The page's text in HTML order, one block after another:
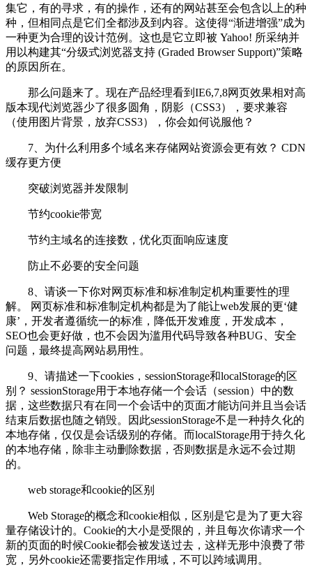
集它，有的寻求，有的操作，还有的网站甚至会包含以上的种
种，但相同点是它们全都涉及到内容。这使得“渐进增强”成为
一种更为合理的设计范例。这也是它立即被 Yahoo! 所采纳并
用以构建其“分级式浏览器支持 (Graded Browser Support)”策略
的原因所在。
那么问题来了。现在产品经理看到IE6,7,8网页效果相对高
版本现代浏览器少了很多圆角，阴影（CSS3），要求兼容
（使用图片背景，放弃CSS3），你会如何说服他？
7、为什么利用多个域名来存储网站资源会更有效？ CDN
缓存更方便
突破浏览器并发限制
节约cookie带宽
节约主域名的连接数，优化页面响应速度
防止不必要的安全问题
8、请谈一下你对网页标准和标准制定机构重要性的理
解。 网页标准和标准制定机构都是为了能让web发展的更‘健
康’，开发者遵循统一的标准，降低开发难度，开发成本，
SEO也会更好做，也不会因为滥用代码导致各种BUG、安全
问题，最终提高网站易用性。
9、请描述一下cookies，sessionStorage和localStorage的区
别？ sessionStorage用于本地存储一个会话（session）中的数
据，这些数据只有在同一个会话中的页面才能访问并且当会话
结束后数据也随之销毁。因此sessionStorage不是一种持久化的
本地存储，仅仅是会话级别的存储。而localStorage用于持久化
的本地存储，除非主动删除数据，否则数据是永远不会过期
的。
web storage和cookie的区别
Web Storage的概念和cookie相似，区别是它是为了更大容
量存储设计的。Cookie的大小是受限的，并且每次你请求一个
新的页面的时候Cookie都会被发送过去，这样无形中浪费了带
宽，另外cookie还需要指定作用域，不可以跨域调用。